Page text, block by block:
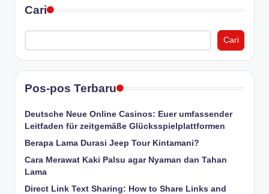
Cari
Cari
Pos-pos Terbaru
Deutsche Neue Online Casinos: Euer umfassender
Leitfaden für zeitgemäße Glücksspielplattformen
Berapa Lama Durasi Jeep Tour Kintamani?
Cara Merawat Kaki Palsu agar Nyaman dan Tahan
Lama
Direct Link Text Sharing: How to Share Links and